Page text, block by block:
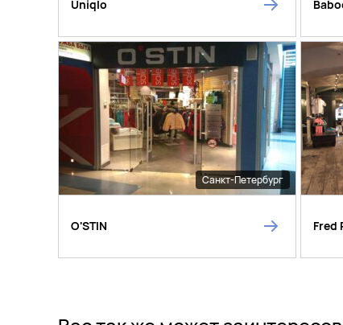
Uniqlo
Санкт-Петербург
O'STIN Fred